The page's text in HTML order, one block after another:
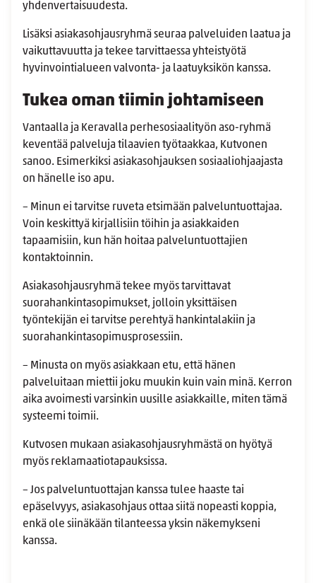
yhdenvertaisuudesta.
Lisäksi asiakasohjausryhmä seuraa palveluiden laatua ja
vaikuttavuutta ja tekee tarvittaessa yhteistyötä
hyvinvointialueen valvonta- ja laatuyksikön kanssa.
Tukea oman tiimin johtamiseen
Vantaalla ja Keravalla perhesosiaalityön aso-ryhmä
keventää palveluja tilaavien työtaakkaa, Kutvonen
sanoo. Esimerkiksi asiakasohjauksen sosiaaliohjaajasta
on hänelle iso apu.
– Minun ei tarvitse ruveta etsimään palveluntuottajaa.
Voin keskittyä kirjallisiin töihin ja asiakkaiden
tapaamisiin, kun hän hoitaa palveluntuottajien
kontaktoinnin.
Asiakasohjausryhmä tekee myös tarvittavat
suorahankintasopimukset, jolloin yksittäisen
työntekijän ei tarvitse perehtyä hankintalakiin ja
suorahankintasopimusprosessiin.
– Minusta on myös asiakkaan etu, että hänen
palveluitaan miettii joku muukin kuin vain minä. Kerron
aika avoimesti varsinkin uusille asiakkaille, miten tämä
systeemi toimii.
Kutvosen mukaan asiakasohjausryhmästä on hyötyä
myös reklamaatiotapauksissa.
– Jos palveluntuottajan kanssa tulee haaste tai
epäselvyys, asiakasohjaus ottaa siitä nopeasti koppia,
enkä ole siinäkään tilanteessa yksin näkemykseni
kanssa.